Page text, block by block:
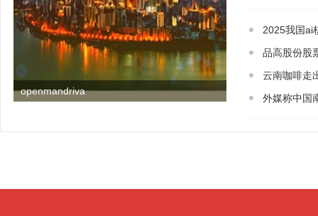
openmandriva
2025我国ai
品高股份股
云南咖啡走
外媒称中国